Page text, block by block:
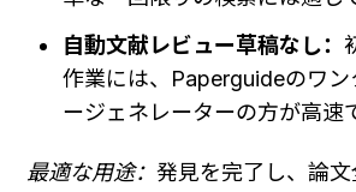
自動文献レビュー草稿なし：
作業には、Paperguideのワン
ージェネレーターの方が高速
最適な用途： 発見を完了し、論文